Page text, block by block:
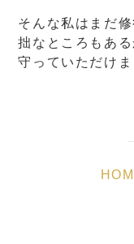
そんな私はまだ
拙なところもあ
守っていただけま